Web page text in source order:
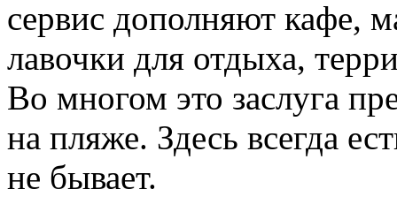
сервис дополняют кафе,
лавочки для отдыха,
Во многом это заслуга
на пляже. Здесь всегда
не бывает.